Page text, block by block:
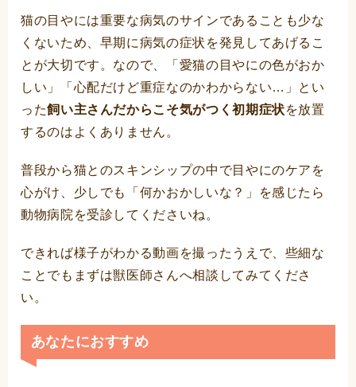
猫の目やには重要な病気のサインであることも少な
くないため、早期に病気の症状を発見してあげるこ
とが大切です。なので、「愛猫の目やにの色がおか
しい」「心配だけど重症なのかわからない…」とい
った飼い主さんだからこそ気がつく初期症状を放置
するのはよくありません。
普段から猫とのスキンシップの中で目やにのケアを
心がけ、少しでも「何かおかしいな？」を感じたら
動物病院を受診してくださいね。
できれば様子がわかる動画を撮ったうえで、些細な
ことでもまずは獣医師さんへ相談してみてくださ
い。
あなたにおすすめ